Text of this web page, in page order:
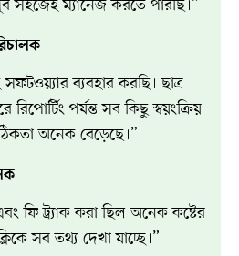
সহজেই ম্যানেজ করতে পারছি।”
ব্যবহার করছি। ছাত্র
পর্যন্ত সব কিছু স্বয়ংক্রিয়
অনেক বেড়েছে।”
ফি ট্র্যাক করা ছিল অনেক কষ্টের
সব তথ্য দেখা যাচ্ছে।”